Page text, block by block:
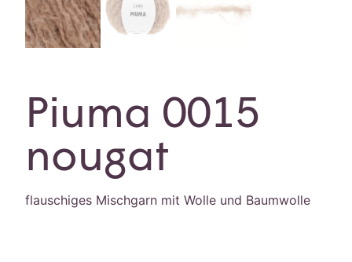
Piuma 0015
nougat
flauschiges Mischgarn mit Wolle und Baumwolle